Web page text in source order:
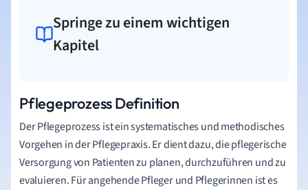
Springe zu einem wichtigen
Kapitel
Pflegeprozess Definition
Der Pflegeprozess ist ein systematisches und methodisches
Vorgehen in der Pflegepraxis. Er dient dazu, die pflegerische
Versorgung von Patienten zu planen, durchzuführen und zu
evaluieren. Für angehende Pfleger und Pflegerinnen ist es